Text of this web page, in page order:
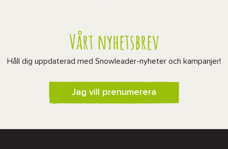
Vårt nyhetsbrev
Håll dig uppdaterad med Snowleader-nyheter och kampanjer!
Jag vill prenumerera